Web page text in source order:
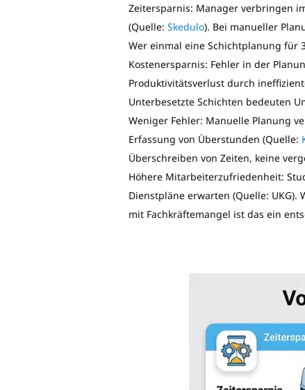
Zeitersparnis: Manager verbringen
(Quelle: Skedulo). Bei manueller
Wer einmal eine Schichtplanung für
Kostenersparnis: Fehler in der
Produktivitätsverlust durch
Unterbesetzte Schichten bedeuten
Weniger Fehler: Manuelle Planung
Erfassung von Überstunden (Quelle:
Überschreiben von Zeiten, keine
Höhere Mitarbeiterzufriedenheit:
Dienstpläne erwarten (Quelle:
mit Fachkräftemangel ist das ein